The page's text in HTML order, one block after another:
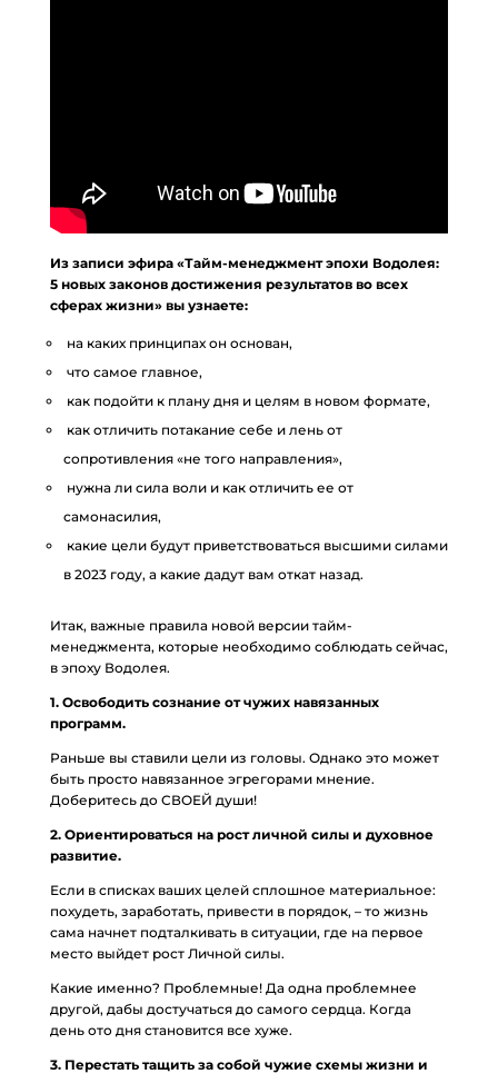
Из записи эфира «Тайм-менеджмент эпохи Водолея:
5 новых законов достижения результатов во всех
сферах жизни» вы узнаете:
на каких принципах он основан,
что самое главное,
как подойти к плану дня и целям в новом формате,
как отличить потакание себе и лень от
сопротивления «не того направления»,
нужна ли сила воли и как отличить ее от
самонасилия,
какие цели будут приветствоваться высшими силами
в 2023 году, а какие дадут вам откат назад.
Итак, важные правила новой версии тайм-
менеджмента, которые необходимо соблюдать сейчас,
в эпоху Водолея.
1. Освободить сознание от чужих навязанных
программ.
Раньше вы ставили цели из головы. Однако это может
быть просто навязанное эгрегорами мнение.
Доберитесь до СВОЕЙ души!
2. Ориентироваться на рост личной силы и духовное
развитие.
Если в списках ваших целей сплошное материальное:
похудеть, заработать, привести в порядок, – то жизнь
сама начнет подталкивать в ситуации, где на первое
место выйдет рост Личной силы.
Какие именно? Проблемные! Да одна проблемнее
другой, дабы достучаться до самого сердца. Когда
день ото дня становится все хуже.
3. Перестать тащить за собой чужие схемы жизни и